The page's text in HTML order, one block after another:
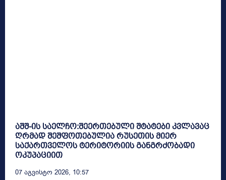
აშშ-ის საელჩო:შეერთებული შტატები კვლავაც
ღრმად შეშფოთებულია რუსეთის მიერ
საქართველოს ტერიტორიის განგრძობადი
ოკუპაციით
07 Აგვისტო 2026, 10:57